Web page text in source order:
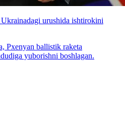
urushida ishtirokini
Pxenyan ballistik raketa
yuborishni boshlagan.